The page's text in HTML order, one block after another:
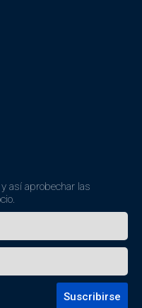
así aprobechar las
Suscribirse